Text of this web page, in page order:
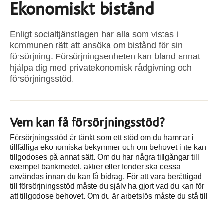
Ekonomiskt bistånd
Enligt socialtjänstlagen har alla som vistas i
kommunen rätt att ansöka om bistånd för sin
försörjning. Försörjningsenheten kan bland annat
hjälpa dig med privatekonomisk rådgivning och
försörjningsstöd.
Vem kan få försörjningsstöd?
Försörjningsstöd är tänkt som ett stöd om du hamnar i
tillfälliga ekonomiska bekymmer och om behovet inte kan
tillgodoses på annat sätt. Om du har några tillgångar till
exempel bankmedel, aktier eller fonder ska dessa
användas innan du kan få bidrag. För att vara berättigad
till försörjningsstöd måste du själv ha gjort vad du kan för
att tillgodose behovet. Om du är arbetslös måste du stå till